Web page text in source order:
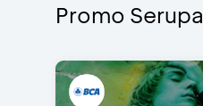
Promo Serupa